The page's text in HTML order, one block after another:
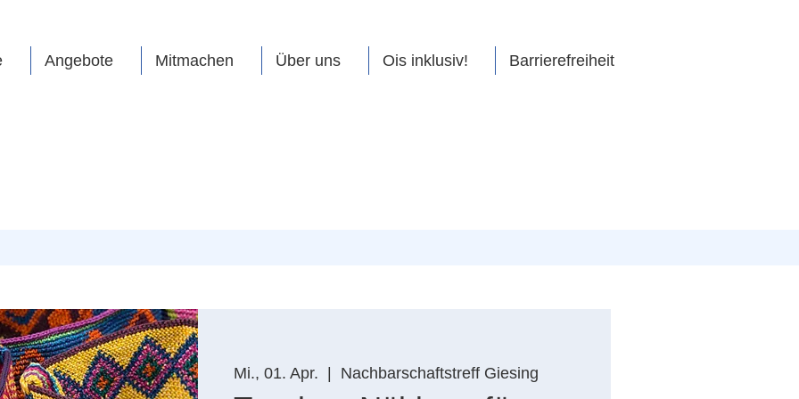
Angebote Mitmachen Über uns Ois inklusiv! Barrierefreiheit
Mi., 01. Apr. Nachbarschaftstreff Giesing